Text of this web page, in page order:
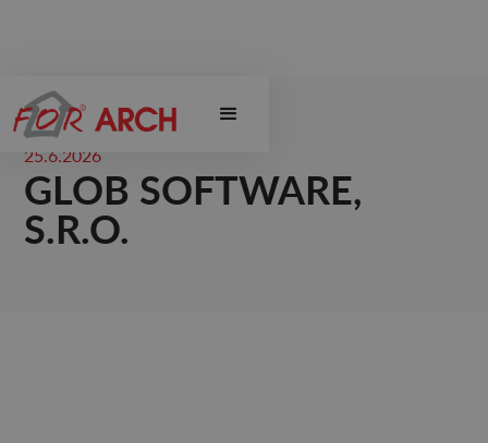
25.6.2026
GLOB SOFTWARE,
S.R.O.